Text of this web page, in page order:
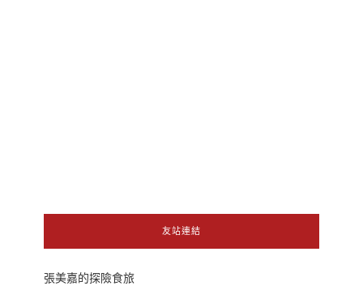
友站連結
張美嘉的探險食旅